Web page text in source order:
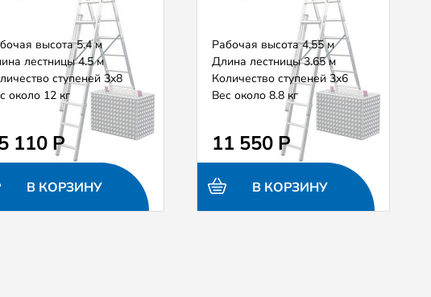
высота 5.4 м
лестницы 4.5 м
ступеней 3х8
около 12 кг
110 Р
В КОРЗИНУ
Рабочая высота 4.55 м
Длина лестницы 3.65 м
Количество ступеней 3х6
Вес около 8.8 кг
11 550 Р
В КОРЗИНУ